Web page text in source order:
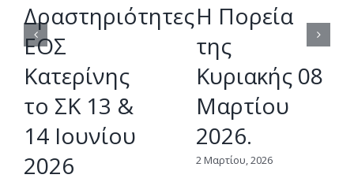
Δραστηριότητες
ΕΟΣ
Κατερίνης
το ΣΚ 13 &
14 Ιουνίου
2026
Η Πορεία
της
Κυριακής 08
Μαρτίου
2026.
2 Μαρτίου, 2026